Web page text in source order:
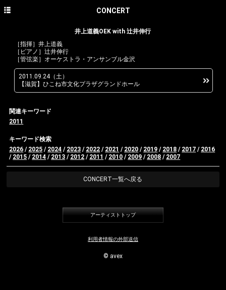
CONCERT
井上道義OEK with 辻井伸行
［指揮］井上道義
［ピアノ］辻井伸行
［管弦楽］オーケストラ・アンサンブル金沢
2011.09.24（土）
【滋賀】ひこね市文化プラザグランドホール
関連キーワード
2011
キーワード検索
2026 / 2025 / 2024 / 2023 / 2022 / 2021 / 2020 / 2019 / 2018 / 2017 / 2016
/ 2015 / 2014 / 2013 / 2012 / 2011 / 2010 / 2009 / 2008 / 2007
CONCERT一覧へ戻る
アーティストトップ
利用者情報の外部送信
© avex
CONCERT
DISCOGRAPHY
PROFILE
PHOTO GALLERY
CONTACT
English site
avex classics official site
avex classics YouTube